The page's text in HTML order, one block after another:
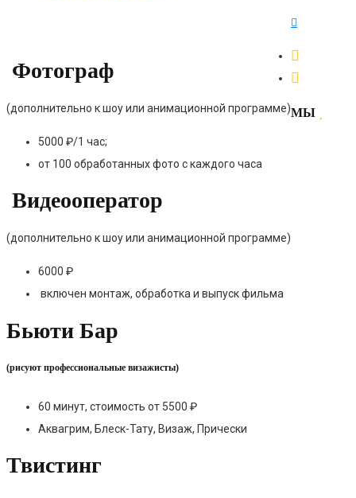
Фотограф
(дополнительно к шоу или анимационной программе)
5000 ₽/1 час;
от 100 обработанных фото с каждого часа
Видеооператор
(дополнительно к шоу или анимационной программе)
6000 ₽
включен монтаж, обработка и выпуск фильма
Бьюти Бар
(рисуют профессиональные визажисты)
60 минут, стоимость от 5500 ₽
Аквагрим, Блеск-Тату, Визаж, Прически
Твистинг
МЫ